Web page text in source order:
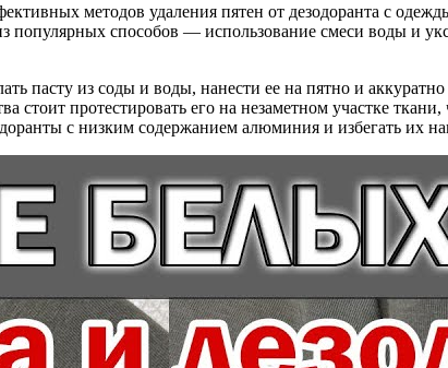
методов удаления пятен от дезодоранта с
популярных способов — использование смеси воды и
пасту из соды и воды, нанести ее на пятно и аккуратно
протестировать его на незаметном участке
с низким содержанием алюминия и избегать их